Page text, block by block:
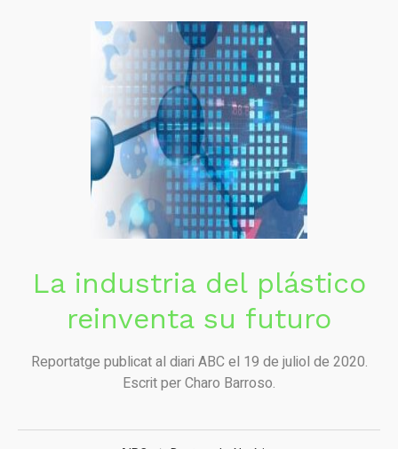
La industria del plástico
reinventa su futuro
Reportatge publicat al diari ABC el 19 de juliol de 2020.
Escrit per Charo Barroso.